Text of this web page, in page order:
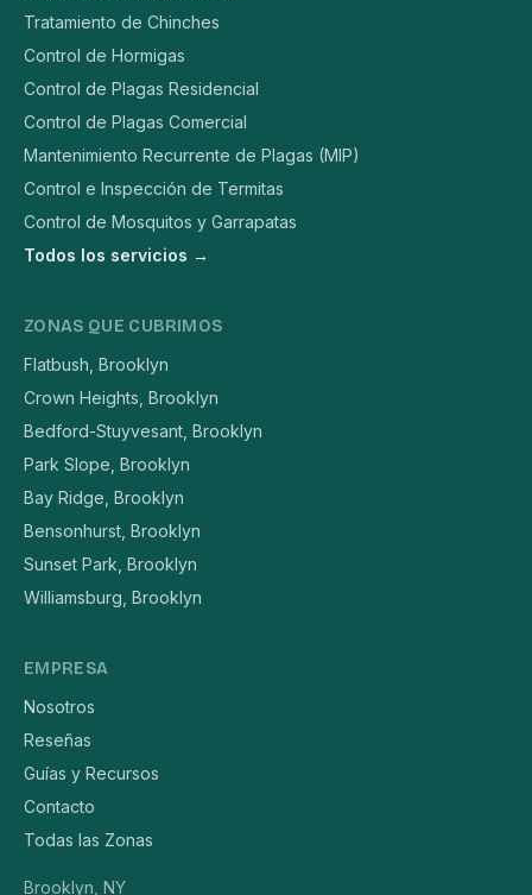
Tratamiento de Chinches
Control de Hormigas
Control de Plagas Residencial
Control de Plagas Comercial
Mantenimiento Recurrente de Plagas (MIP)
Control e Inspección de Termitas
Control de Mosquitos y Garrapatas
Todos los servicios →
ZONAS QUE CUBRIMOS
Flatbush, Brooklyn
Crown Heights, Brooklyn
Bedford-Stuyvesant, Brooklyn
Park Slope, Brooklyn
Bay Ridge, Brooklyn
Bensonhurst, Brooklyn
Sunset Park, Brooklyn
Williamsburg, Brooklyn
EMPRESA
Nosotros
Reseñas
Guías y Recursos
Contacto
Todas las Zonas
Brooklyn, NY